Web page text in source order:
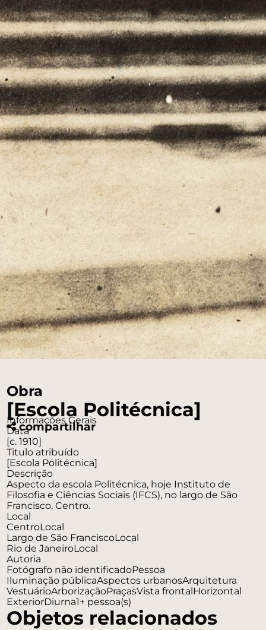
Obra
[Escola Politécnica]
compartilhar
Informações Gerais
Data
[c. 1910]
Titulo atribuído
[Escola Politécnica]
Descrição
Aspecto da escola Politécnica, hoje Instituto de
Filosofia e Ciências Sociais (IFCS), no largo de São
Francisco, Centro.
Local
CentroLocal
Largo de São FranciscoLocal
Rio de JaneiroLocal
Autoria
Fotógrafo não identificadoPessoa
Iluminação públicaAspectos urbanosArquitetura
VestuárioArborizaçãoPraçasVista frontalHorizontal
ExteriorDiurna1+ pessoa(s)
Objetos relacionados